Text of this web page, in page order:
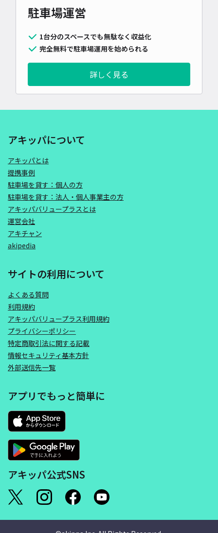
駐車場運営
1台分のスペースでも無駄なく収益化
完全無料で駐車場運用を始められる
詳しく見る
アキッパについて
アキッパとは
提携事例
駐車場を貸す：個人の方
駐車場を貸す：法人・個人事業主の方
アキッパバリュープラスとは
運営会社
アキチャン
akipedia
サイトの利用について
よくある質問
利用規約
アキッパバリュープラス利用規約
プライバシーポリシー
特定商取引法に関する記載
情報セキュリティ基本方針
外部送信先一覧
アプリでもっと簡単に
アキッパ公式SNS